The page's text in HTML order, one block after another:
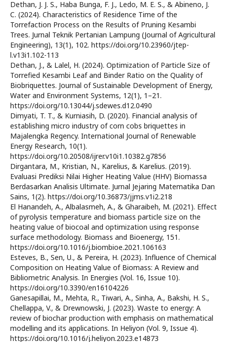
Dethan, J. J. S., Haba Bunga, F. J., Ledo, M. E. S., & Abineno, J.
C. (2024). Characteristics of Residence Time of the
Torrefaction Process on the Results of Pruning Kesambi
Trees. Jurnal Teknik Pertanian Lampung (Journal of Agricultural
Engineering), 13(1), 102. https://doi.org/10.23960/jtep-
l.v13i1.102-113
Dethan, J., & Lalel, H. (2024). Optimization of Particle Size of
Torrefied Kesambi Leaf and Binder Ratio on the Quality of
Biobriquettes. Journal of Sustainable Development of Energy,
Water and Environment Systems, 12(1), 1–21.
https://doi.org/10.13044/j.sdewes.d12.0490
Dimyati, T. T., & Kurniasih, D. (2020). Financial analysis of
establishing micro industry of corn cobs briquettes in
Majalengka Regency. International Journal of Renewable
Energy Research, 10(1).
https://doi.org/10.20508/ijrer.v10i1.10382.g7856
Dirgantara, M., Kristian, N., Karelius, & Karelius. (2019).
Evaluasi Prediksi Nilai Higher Heating Value (HHV) Biomassa
Berdasarkan Analisis Ultimate. Jurnal Jejaring Matematika Dan
Sains, 1(2). https://doi.org/10.36873/jjms.v1i2.218
El Hanandeh, A., Albalasmeh, A., & Gharaibeh, M. (2021). Effect
of pyrolysis temperature and biomass particle size on the
heating value of biocoal and optimization using response
surface methodology. Biomass and Bioenergy, 151.
https://doi.org/10.1016/j.biombioe.2021.106163
Esteves, B., Sen, U., & Pereira, H. (2023). Influence of Chemical
Composition on Heating Value of Biomass: A Review and
Bibliometric Analysis. In Energies (Vol. 16, Issue 10).
https://doi.org/10.3390/en16104226
Ganesapillai, M., Mehta, R., Tiwari, A., Sinha, A., Bakshi, H. S.,
Chellappa, V., & Drewnowski, J. (2023). Waste to energy: A
review of biochar production with emphasis on mathematical
modelling and its applications. In Heliyon (Vol. 9, Issue 4).
https://doi.org/10.1016/j.heliyon.2023.e14873